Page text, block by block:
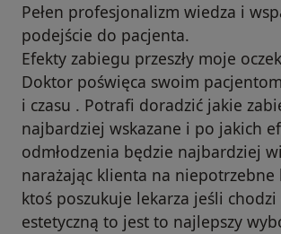
Pełen profesjonalizm wiedza i
podejście do pacjenta.
Efekty zabiegu przeszły moje
Doktor poświęca swoim
i czasu . Potrafi doradzić jakie
najbardziej wskazane i po jakich
odmłodzenia będzie najbardziej
narażając klienta na niepotrzebne
ktoś poszukuje lekarza jeśli
estetyczną to jest to najlepszy